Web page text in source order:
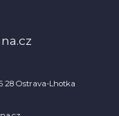
28 Ostrava-Lhotka